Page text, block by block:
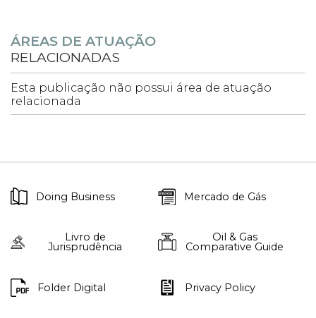
ÁREAS DE ATUAÇÃO
RELACIONADAS
Esta publicação não possui área de atuação
relacionada
Doing Business Mercado de Gás
Livro de
Jurisprudência
Oil & Gas
Comparative Guide
Folder Digital Privacy Policy